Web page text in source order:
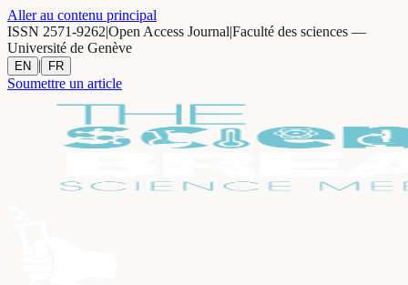
Aller au contenu principal
ISSN 2571-9262|Open Access Journal|Faculté des sciences —
Université de Genève
EN | FR
Soumettre un article